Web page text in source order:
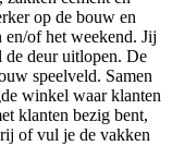
op de bouw en
of het weekend. Jij
de deur uitlopen. De
speelveld. Samen
winkel waar klanten
klanten bezig bent,
of vul je de vakken